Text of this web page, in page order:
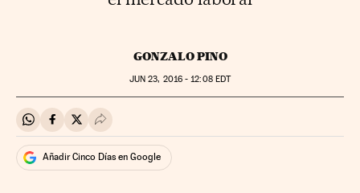
GONZALO PINO
JUN 23, 2016 - 12:08EDT
Compartir en Whatsapp
Compartir en Facebook
Compartir en Twitter
Desplegar Redes Sociales
Añadir Cinco Días en Google